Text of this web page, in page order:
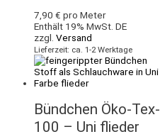
7,90 € pro Meter
Enthält 19% MwSt. DE
zzgl. Versand
Lieferzeit: ca. 1-2 Werktage
Bündchen Öko-Tex-
100 – Uni flieder